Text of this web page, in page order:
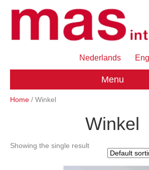
Nederlands
Menu
Home / Winkel
Winkel
Showing the single result